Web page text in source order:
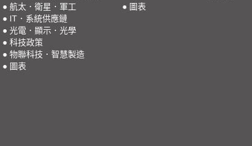
● 航太．衛星．軍工
● IT．系統供應鏈
● 光電．顯示．光學
● 科技政策
● 物聯科技．智慧製造
● 圖表
● 圖表